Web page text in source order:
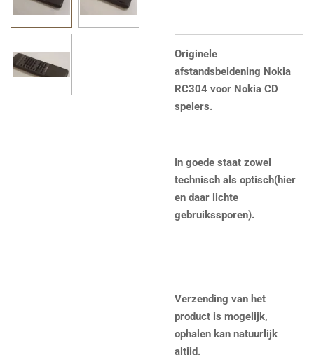
Originele
afstandsbeidening Nokia
RC304 voor Nokia CD
spelers.
In goede staat zowel
technisch als optisch(hier
en daar lichte
gebruikssporen).
Verzending van het
product is mogelijk,
ophalen kan natuurlijk
altijd.